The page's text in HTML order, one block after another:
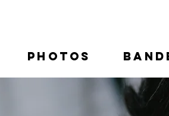
PHOTOS